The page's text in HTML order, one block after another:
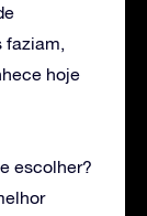
faziam,
hoje
escolher?